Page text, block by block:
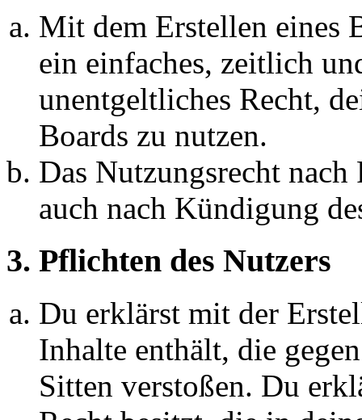
Mit dem Erstellen eines
ein einfaches, zeitlich
unentgeltliches Recht,
Boards zu nutzen.
Das Nutzungsrecht
auch nach Kündigung
3. Pflichten des Nutzers
Du erklärst mit der
Inhalte enthält, die
Sitten verstoßen. Du